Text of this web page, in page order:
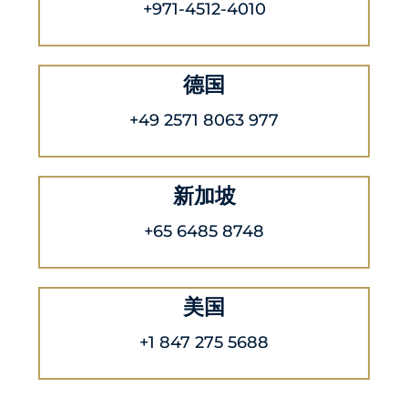
+971-4512-4010
德国
+49 2571 8063 977
新加坡
+65 6485 8748
美国
+1 847 275 5688